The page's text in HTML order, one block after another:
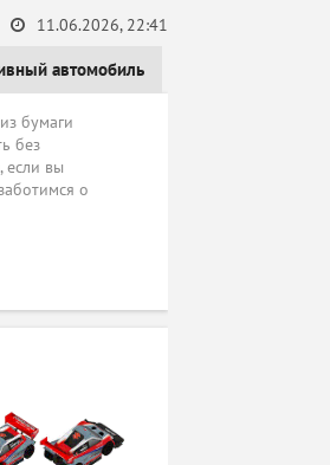
автомобиль
11.06.2026, 22:41
бумаги
без
если вы
о